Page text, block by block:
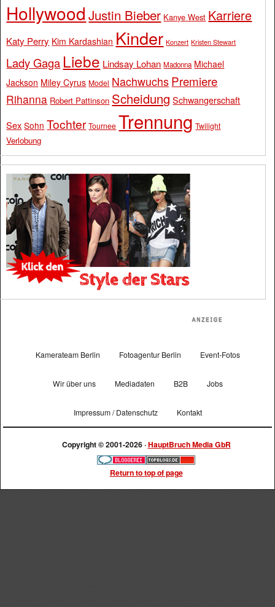
Hollywood Justin Bieber Kanye West Karriere
Katy Perry Kim Kardashian Kinder Konzert Kristen Stewart
Lady Gaga Liebe Lindsay Lohan Madonna Michael
Jackson Miley Cyrus Model Nachwuchs Premiere
Rihanna Robert Pattinson Scheidung Schwangerschaft
Sex Sohn Tochter Tournee Trennung Twilight
Verlobung
Kamerateam Berlin Fotoagentur Berlin Event-Fotos
Wir über uns Mediadaten B2B Jobs
Impressum / Datenschutz Kontakt
Copyright © 2001-2026 ·HauptBruch Media GbR
Return to top of page